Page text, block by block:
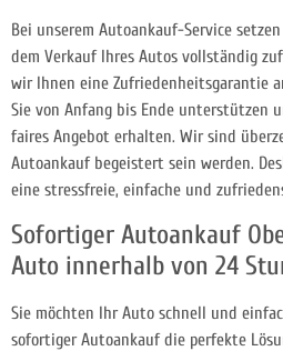
Bei unserem Autoankauf-Service
dem Verkauf Ihres Autos vollständig
wir Ihnen eine Zufriedenheitsgarantie
Sie von Anfang bis Ende unterstützen
faires Angebot erhalten. Wir sind
Autoankauf begeistert sein werden.
eine stressfreie, einfache und
Sofortiger Autoankauf
Auto innerhalb von 24
Sie möchten Ihr Auto schnell und
sofortiger Autoankauf die perfekte